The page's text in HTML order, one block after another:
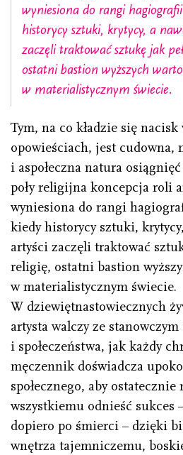
wyniesiona do rangi
historycy sztuki, krytycy, a
zaczęli traktować sztukę jak
ostatni bastion wyższych
w materialistycznym świecie.
Tym, na co kładzie się
opowieściach, jest cudowna,
i aspołeczna natura
poły religijna koncepcja roli
wyniesiona do rangi
kiedy historycy sztuki,
artyści zaczęli traktować
religię, ostatni bastion
w materialistycznym świecie.
W dziewiętnastowiecznych
artysta walczy ze
i społeczeństwa, jak każdy
męczennik doświadcza
społecznego, aby ostatecznie
wszystkiemu odnieść sukces
dopiero po śmierci – dzięki
wnętrza tajemniczemu,